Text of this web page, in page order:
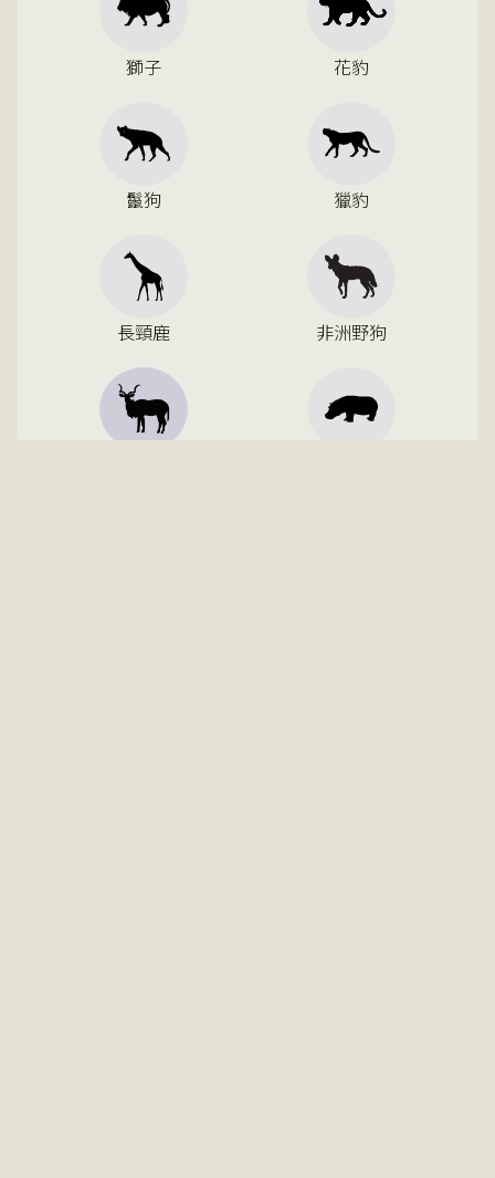
獅子 花豹
鬣狗 獵豹
長頸鹿 非洲野狗